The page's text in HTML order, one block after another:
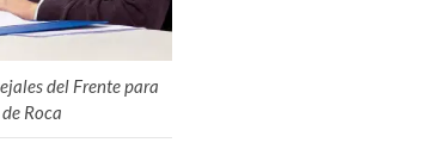
del Frente para
Roca